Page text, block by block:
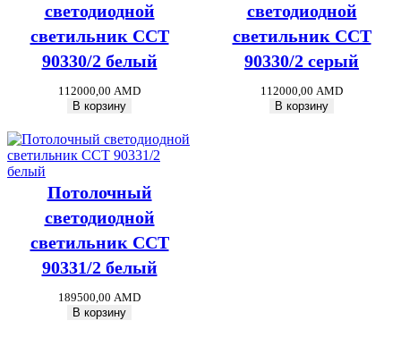
светодиодной
светильник CCT
90330/2 белый
112000,00 AMD
В корзину
светодиодной
светильник CCT
90330/2 серый
112000,00 AMD
В корзину
Потолочный
светодиодной
светильник CCT
90331/2 белый
189500,00 AMD
В корзину